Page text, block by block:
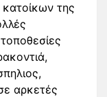
της
αρκετές